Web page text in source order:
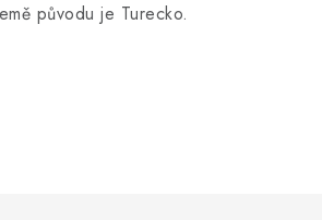
původu je Turecko.